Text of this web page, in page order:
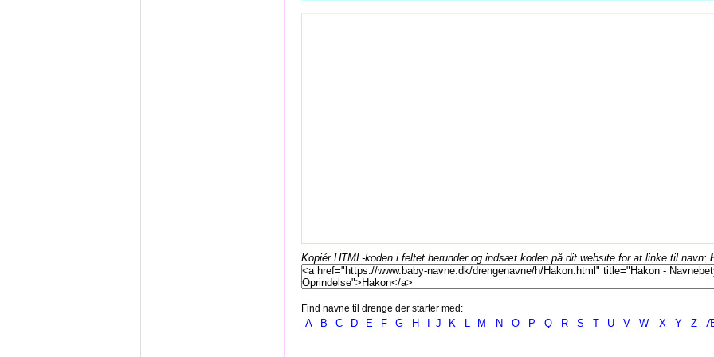
Kopiér HTML-koden i feltet herunder og indsæt koden på dit website for at linke til navn:
Find navne til drenge der starter med:
A B C D E F G H J K L M N O P Q R S T U V W X Y Z